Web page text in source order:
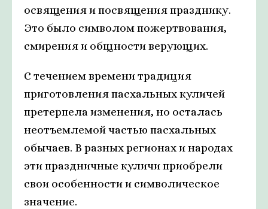
освящения и посвящения празднику.
Это было символом пожертвования,
смирения и общности верующих.
С течением времени традиция
приготовления пасхальных куличей
претерпела изменения, но осталась
неотъемлемой частью пасхальных
обычаев. В разных регионах и народах
эти праздничные куличи приобрели
свои особенности и символическое
значение.